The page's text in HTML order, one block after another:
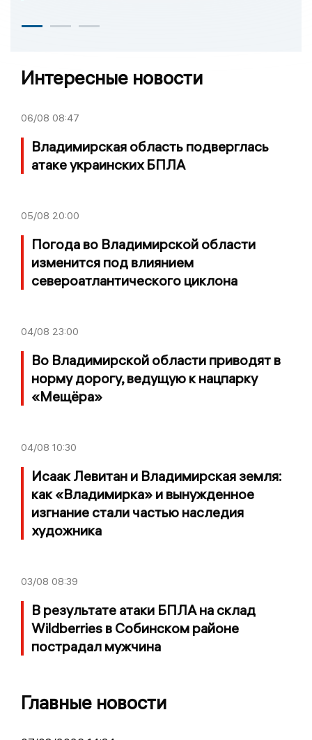
Интересные новости
06/08 08:47
Владимирская область подверглась
атаке украинских БПЛА
05/08 20:00
Погода во Владимирской области
изменится под влиянием
североатлантического циклона
04/08 23:00
Во Владимирской области приводят в
норму дорогу, ведущую к нацпарку
«Мещёра»
04/08 10:30
Исаак Левитан и Владимирская земля:
как «Владимирка» и вынужденное
изгнание стали частью наследия
художника
03/08 08:39
В результате атаки БПЛА на склад
Wildberries в Собинском районе
пострадал мужчина
Главные новости